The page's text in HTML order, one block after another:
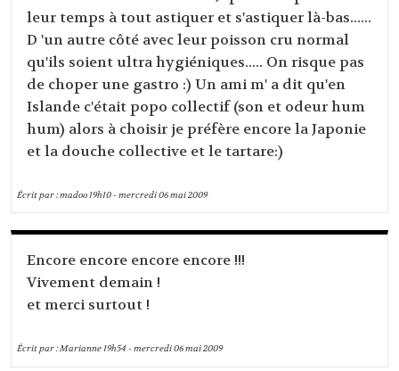
leur temps à tout astiquer et s'astiquer là-bas......
D 'un autre côté avec leur poisson cru normal
qu'ils soient ultra hygiéniques..... On risque pas
de choper une gastro :) Un ami m' a dit qu'en
Islande c'était popo collectif (son et odeur hum
hum) alors à choisir je préfère encore la Japonie
et la douche collective et le tartare:)
Écrit par :madoo19h10-mercredi 06mai 2009
Encore encore encore encore !!!
Vivement demain !
et merci surtout !
Écrit par :Marianne19h54-mercredi 06mai 2009